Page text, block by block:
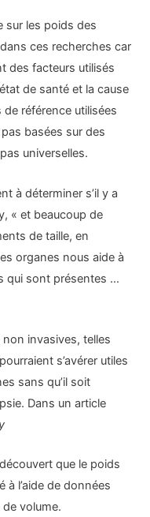
sur les poids des
ces recherches car
des facteurs utilisés
de santé et la cause
référence utilisées
basées sur des
universelles.
à déterminer s’il y a
« et beaucoup de
de taille, en
organes nous aide à
qui sont présentes …
non invasives, telles
s’avérer utiles
sans qu’il soit
Dans un article
que le poids
à l’aide de données
de volume.